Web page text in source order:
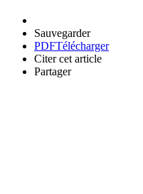
Sauvegarder
PDFTélécharger
Citer cet article
Partager